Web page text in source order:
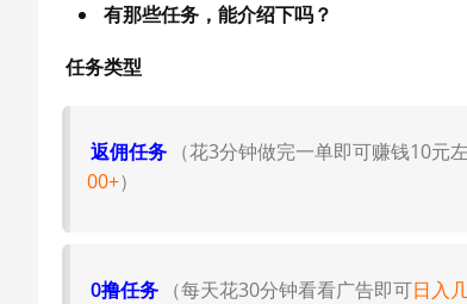
有那些任务，能介绍下吗？
任务类型
返佣任务 （花3分钟做完一单即可赚钱10
00+）
0撸任务 （每天花30分钟看看广告即可日入